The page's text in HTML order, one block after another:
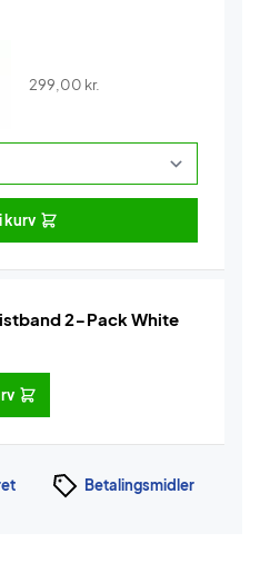
299,00 kr.
kurv
2-Pack White
Betalingsmidler